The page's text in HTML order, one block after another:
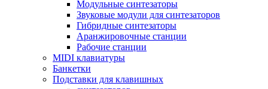
Модульные синтезаторы
Звуковые модули для синтезаторов
Гибридные синтезаторы
Аранжировочные станции
Рабочие станции
MIDI клавиатуры
Банкетки
Подставки для клавишных